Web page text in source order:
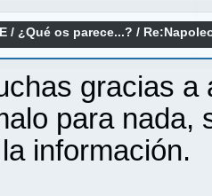
/¿Qué os parece...? /
gracias a
para nada,
información.